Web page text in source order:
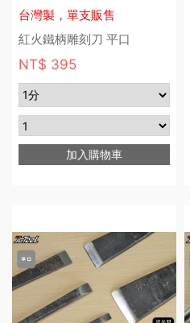
台灣製，單支販售
紅火鐵柄雕刻刀 平口
NT$ 395
加入購物車